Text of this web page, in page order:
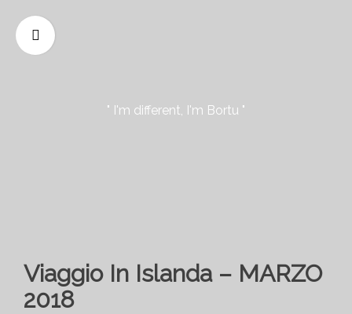
" I'm different, I'm Bortu "
Viaggio In Islanda – MARZO
2018